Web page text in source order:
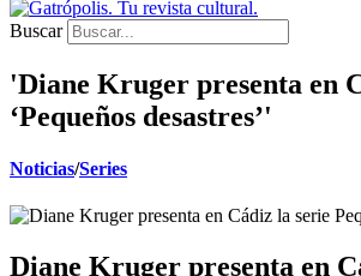
Buscar
'Diane Kruger presenta en
‘Pequeños desastres’'
Noticias/Series
Diane Kruger presenta en